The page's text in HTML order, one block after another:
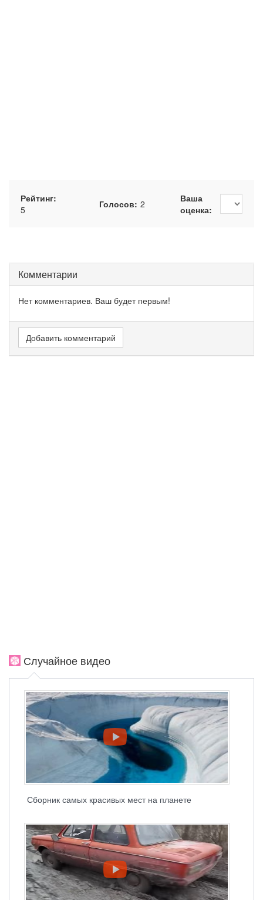
Рейтинг:
5
Голосов: 2
Ваша
оценка:
Комментарии
Нет комментариев. Ваш будет первым!
Добавить комментарий
Случайное видео
Сборник самых красивых мест на планете